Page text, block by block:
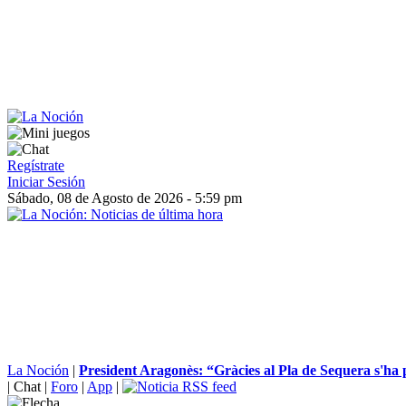
Regístrate
Iniciar Sesión
Sábado, 08 de Agosto de 2026 - 5:59 pm
La Noción | President Aragonès: “Gràcies al Pla de Sequera s'ha
| Chat | Foro | App |